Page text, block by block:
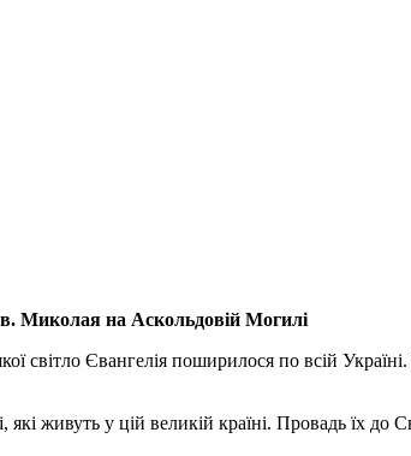
Миколая на Аскольдовій Могилі
світло Євангелія поширилося по всій
живуть у цій великій країні. Провадь їх до